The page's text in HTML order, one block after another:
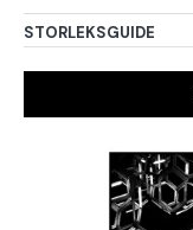
STORLEKSGUIDE